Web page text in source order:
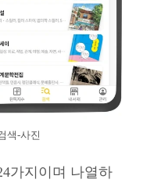
색-사진
가지이며 나열하